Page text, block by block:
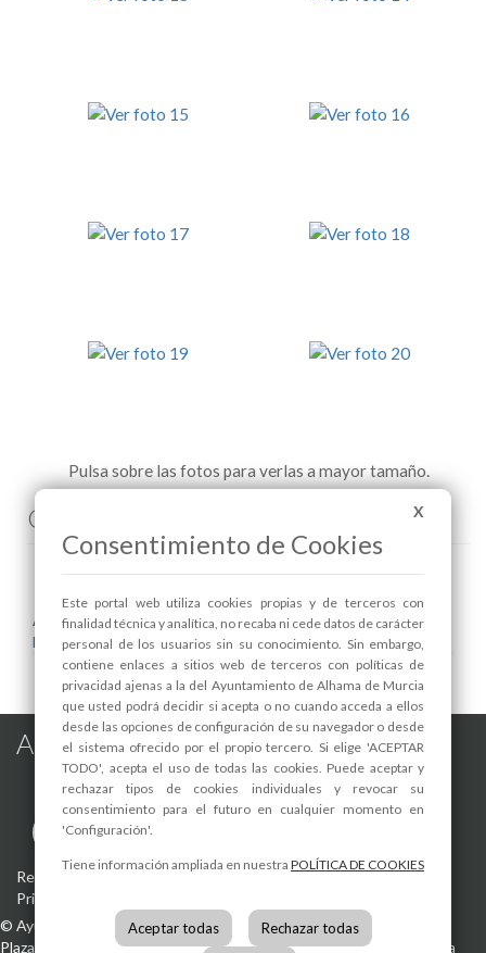
Pulsa sobre las fotos para verlas a mayor tamaño.
Comenta esta noticia en Facebook
Areas relacionadas:
Bienestar Social
Alhama de Murcia en las Redes
Registro de actividades de tratamiento -Aviso Legal-Política de
Privacidad
© Ayuntamiento de Alhama de Murcia
Plaza de la Constitución, 130840 Alhama de Murcia(Murcia) España
X
Consentimiento de Cookies
Este portal web utiliza cookies propias y de terceros con
finalidad técnica y analítica, no recaba ni cede datos de carácter
personal de los usuarios sin su conocimiento. Sin embargo,
contiene enlaces a sitios web de terceros con políticas de
privacidad ajenas a la del Ayuntamiento de Alhama de Murcia
que usted podrá decidir si acepta o no cuando acceda a ellos
desde las opciones de configuración de su navegador o desde
el sistema ofrecido por el propio tercero. Si elige 'ACEPTAR
TODO', acepta el uso de todas las cookies. Puede aceptar y
rechazar tipos de cookies individuales y revocar su
consentimiento para el futuro en cualquier momento en
'Configuración'.
Tiene información ampliada en nuestra POLÍTICA DE COOKIES
Aceptar todas Rechazar todas